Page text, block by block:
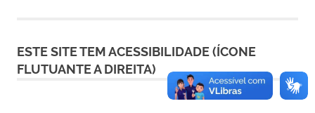
ESTE SITE TEM ACESSIBILIDADE (ÍCONE
FLUTUANTE A DIREITA)